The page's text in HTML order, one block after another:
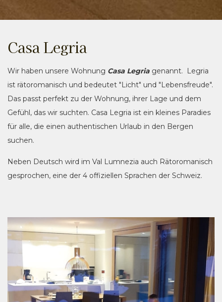
Casa Legria
Wir haben unsere Wohnung Casa Legria genannt. Legria
ist rätoromanisch und bedeutet "Licht" und "Lebensfreude".
Das passt perfekt zu der Wohnung, ihrer Lage und dem
Gefühl, das wir suchten. Casa Legria ist ein kleines Paradies
für alle, die einen authentischen Urlaub in den Bergen
suchen.
Neben Deutsch wird im Val Lumnezia auch Rätoromanisch
gesprochen, eine der 4 offiziellen Sprachen der Schweiz.